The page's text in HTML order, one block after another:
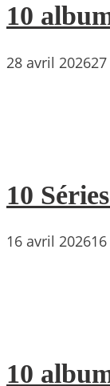
10
28 avril 2026
10
16 avril 2026
10